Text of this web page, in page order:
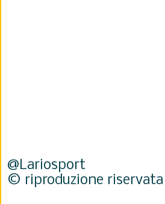
@Lariosport
© riproduzione riservata